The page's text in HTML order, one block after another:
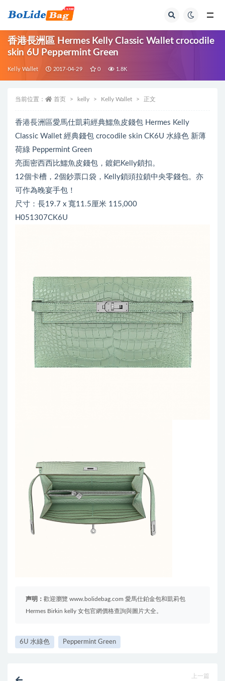
香港長洲區 Hermes Kelly Classic Wallet crocodile
skin 6U Peppermint Green
Kelly Wallet 2017-04-29 0 1.8K
当前位置： 首页 kelly Kelly Wallet 正文
香港長洲區愛馬仕凱莉經典鱷魚皮錢包 Hermes Kelly
Classic Wallet 經典錢包 crocodile skin CK6U 水綠色 新薄
荷綠 Peppermint Green
亮面密西西比鱷魚皮錢包，鍍鈀Kelly鎖扣。
12個卡槽，2個鈔票口袋，Kelly鎖頭拉鎖中央零錢包。亦
可作為晚宴手包！
尺寸：長19.7 x 寬11.5厘米 115,000
H051307CK6U
声明： 歡迎瀏覽 www.bolidebag.com 愛馬仕鉑金包和凱莉包
Hermes Birkin kelly 女包官網價格查詢與圖片大全。
6U 水綠色 Peppermint Green
上一篇